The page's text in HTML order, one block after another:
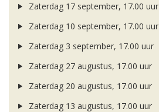
Zaterdag 17 september, 17.00 uur
Zaterdag 10 september, 17.00 uur
Zaterdag 3 september, 17.00 uur
Zaterdag 27 augustus, 17.00 uur
Zaterdag 20 augustus, 17.00 uur
Zaterdag 13 augustus, 17.00 uur